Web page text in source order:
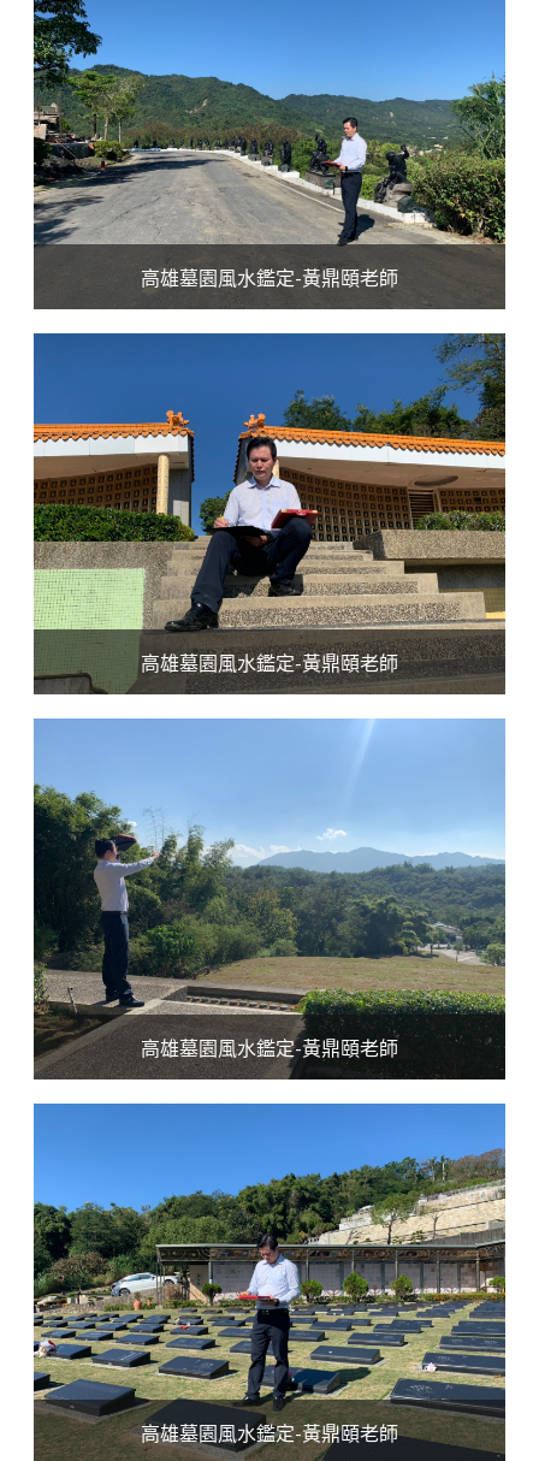
高雄墓園風水鑑定-黃鼎頤老師
高雄墓園風水鑑定-黃鼎頤老師
高雄墓園風水鑑定-黃鼎頤老師
高雄墓園風水鑑定-黃鼎頤老師